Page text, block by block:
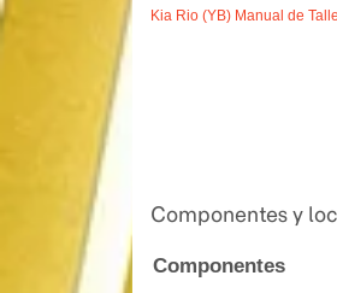
Kia Rio (YB) Manual de
Componentes y
Componentes